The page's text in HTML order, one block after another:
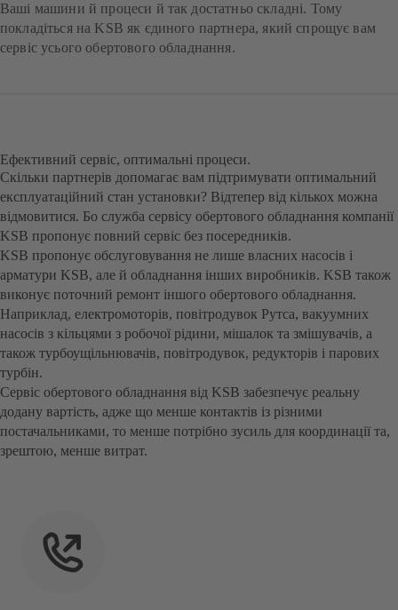
Ваші машини й процеси й так достатньо складні. Тому
покладіться на KSB як єдиного партнера, який спрощує вам
сервіс усього обертового обладнання.
Ефективний сервіс, оптимальні процеси.
Скільки партнерів допомагає вам підтримувати оптимальний
експлуатаційний стан установки? Відтепер від кількох можна
відмовитися. Бо служба сервісу обертового обладнання компанії
KSB пропонує повний сервіс без посередників.
KSB пропонує обслуговування не лише власних насосів і
арматури KSB, але й обладнання інших виробників. KSB також
виконує поточний ремонт іншого обертового обладнання.
Наприклад, електромоторів, повітродувок Рутса, вакуумних
насосів з кільцями з робочої рідини, мішалок та змішувачів, а
також турбоущільнювачів, повітродувок, редукторів і парових
турбін.
Сервіс обертового обладнання від KSB забезпечує реальну
додану вартість, адже що менше контактів із різними
постачальниками, то менше потрібно зусиль для координації та,
зрештою, менше витрат.